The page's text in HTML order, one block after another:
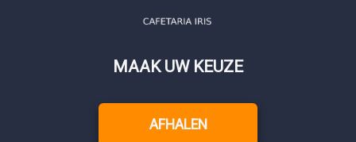
MAAK UW KEUZE
AFHALEN